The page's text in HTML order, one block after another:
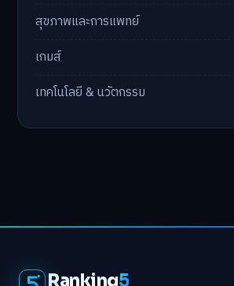
สุขภาพและการแพทย์
เกมส์
เทคโนโลยี & นวัตกรรม
Ranking5